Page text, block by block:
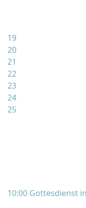
19
20
21
22
23
24
25
10:00 Gottesdienst